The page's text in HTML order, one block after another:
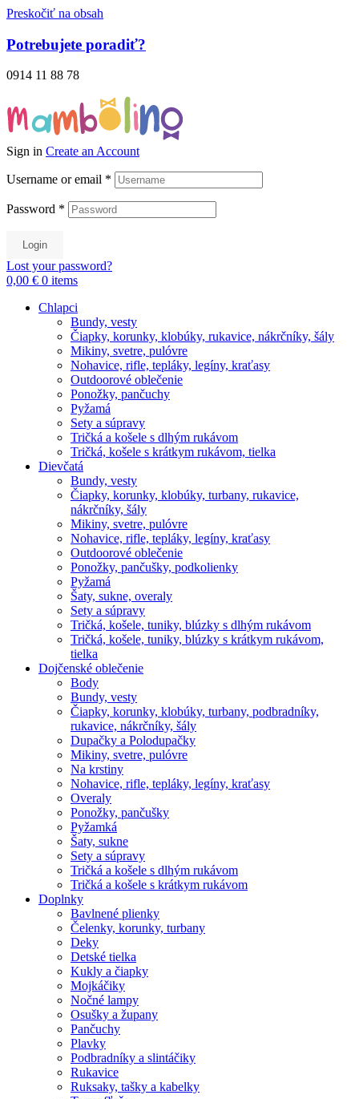
Preskočiť na obsah
Potrebujete poradiť?
0914 11 88 78
Sign in Create an Account
Username or email *
Password *
Login
Lost your password?
0,00 € 0 items
Chlapci
Bundy, vesty
Čiapky, korunky, klobúky, rukavice, nákrčníky, šály
Mikiny, svetre, pulóvre
Nohavice, rifle, tepláky, legíny, kraťasy
Outdoorové oblečenie
Ponožky, pančuchy
Pyžamá
Sety a súpravy
Tričká a košele s dlhým rukávom
Tričká, košele s krátkym rukávom, tielka
Dievčatá
Bundy, vesty
Čiapky, korunky, klobúky, turbany, rukavice,
nákrčníky, šály
Mikiny, svetre, pulóvre
Nohavice, rifle, tepláky, legíny, kraťasy
Outdoorové oblečenie
Ponožky, pančušky, podkolienky
Pyžamá
Šaty, sukne, overaly
Sety a súpravy
Tričká, košele, tuniky, blúzky s dlhým rukávom
Tričká, košele, tuniky, blúzky s krátkym rukávom,
tielka
Dojčenské oblečenie
Body
Bundy, vesty
Čiapky, korunky, klobúky, turbany, podbradníky,
rukavice, nákrčníky, šály
Dupačky a Polodupačky
Mikiny, svetre, pulóvre
Na krstiny
Nohavice, rifle, tepláky, legíny, kraťasy
Overaly
Ponožky, pančušky
Pyžamká
Šaty, sukne
Sety a súpravy
Tričká a košele s dlhým rukávom
Tričká a košele s krátkym rukávom
Doplnky
Bavlnené plienky
Čelenky, korunky, turbany
Deky
Detské tielka
Kukly a čiapky
Mojkáčiky
Nočné lampy
Osušky a župany
Pančuchy
Plavky
Podbradníky a slintáčiky
Rukavice
Ruksaky, tašky a kabelky